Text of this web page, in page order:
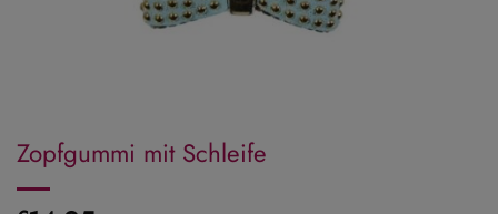
Zopfgummi mit Schleife